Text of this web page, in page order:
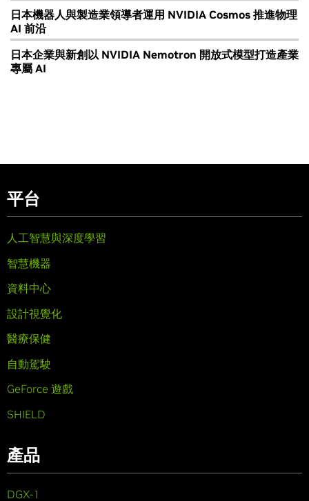
日本機器人與製造業領導者運用 NVIDIA Cosmos 推進物理
AI 前沿
日本企業與新創以 NVIDIA Nemotron 開放式模型打造產業
專屬 AI
平台
人工智慧與深度學習
智慧機器
資料中心
設計視覺化
醫療保健
自動駕駛
GeForce 遊戲
SHIELD
產品
DGX-1